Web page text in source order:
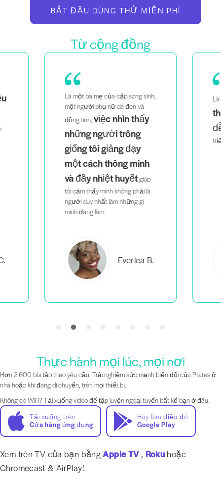
BẮT ĐẦU DÙNG THỬ MIỄN PHÍ
Từ cộng đồng
Là một bà mẹ của cặp song sinh,
một người phụ nữ da đen và
đồng tính, việc nhìn thấy
những người trông
giống tôi giảng dạy
một cách thông minh
và đầy nhiệt huyếtgiúp
tôi cảm thấy mình không phải là
người duy nhất làm những gì
mình đang làm.
Everlea B.
Thực hành mọi lúc, mọi nơi
Hơn 2.600 bài tập theo yêu cầu. Trải nghiệm sức mạnh biến đổi của Pilates ở
nhà hoặc khi đang di chuyển, trên mọi thiết bị.
Không có WiFi? Tải xuống video để tập luyện ngoại tuyến bất kể bạn ở đâu.
Tải xuống trên
Cửa hàng ứng dụng
Hãy làm điều đó
Google Play
Xem trên TV của bạn bằngApple TV, Roku hoặc
Chromecast & AirPlay!